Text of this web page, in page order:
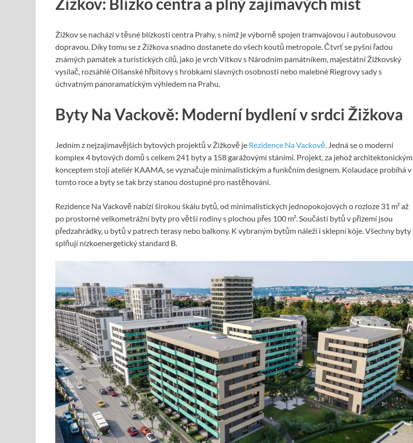
Žižkov se nachází v těsné blízkosti centra Prahy, s nímž je výborně spojen tramvajovou i autobusovou
dopravou. Díky tomu se z Žižkova snadno dostanete do všech koutů metropole. Čtvrť se pyšní řadou
známých památek a turistických cílů, jako je vrch Vítkov s Národním památníkem, majestátní Žižkovský
vysílač, rozsáhlé Olšanské hřbitovy s hrobkami slavných osobností nebo malebné Riegrovy sady s
úchvatným panoramatickým výhledem na Prahu.
Byty Na Vackově: Moderní bydlení v srdci Žižkova
Jedním z nejzajímavějších bytových projektů v Žižkově je Rezidence Na Vackově . Jedná se o moderní
komplex 4 bytových domů s celkem 241 byty a 158 garážovými stáními. Projekt, za jehož architektonickým
konceptem stojí ateliér KAAMA, se vyznačuje minimalistickým a funkčním designem. Kolaudace probíhá v
tomto roce a byty se tak brzy stanou dostupné pro nastěhování.
Rezidence Na Vackově nabízí širokou škálu bytů, od minimalistických jednopokojových o rozloze 31 m² až
po prostorné velkometrážní byty pro větší rodiny s plochou přes 100 m². Součástí bytů v přízemí jsou
předzahrádky, u bytů v patrech terasy nebo balkony. K vybraným bytům náleží i sklepní kóje. Všechny byty
splňují nízkoenergetický standard B.